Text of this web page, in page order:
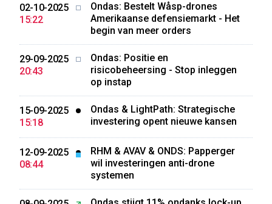
02-10-2025
15:22
Ondas: Bestelt Wåsp-drones
Amerikaanse defensiemarkt - Het
begin van meer orders
29-09-2025
20:43
Ondas: Positie en
risicobeheersing - Stop inleggen
op instap
15-09-2025
15:18
Ondas & LightPath: Strategische
investering opent nieuwe kansen
12-09-2025
08:44
RHM & AVAV & ONDS: Papperger
wil investeringen anti-drone
systemen